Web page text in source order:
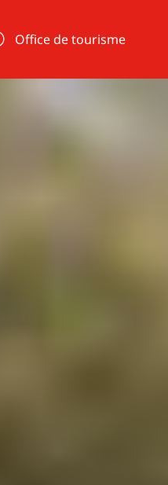
Office de tourisme